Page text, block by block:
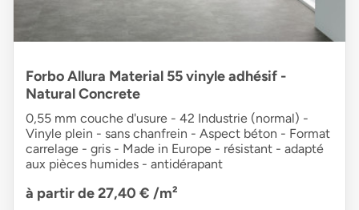
Forbo Allura Material 55 vinyle adhésif -
Natural Concrete
0,55 mm couche d'usure - 42 Industrie (normal) -
Vinyle plein - sans chanfrein - Aspect béton - Format
carrelage - gris - Made in Europe - résistant - adapté
aux pièces humides - antidérapant
à partir de 27,40 € /m²